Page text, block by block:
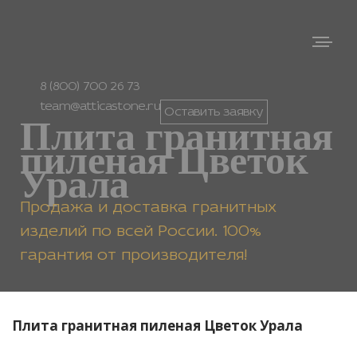
8 (800) 700 26 73
team@atticastone.ru Оставить заявку
Плита гранитная
пиленая Цветок
Урала
Продажа и доставка гранитных
изделий по всей России. 100%
гарантия от производителя!
Плита гранитная пиленая Цветок Урала